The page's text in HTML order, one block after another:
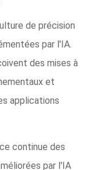
de précision
par l'IA.
des mises à
et
applications
continue des
par l'IA